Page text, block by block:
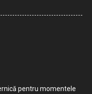
pentru momentele